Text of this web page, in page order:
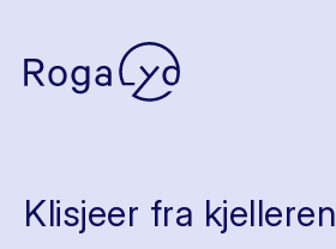
Klisjeer fra kjelleren